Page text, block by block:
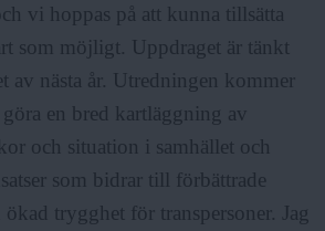
vi hoppas på att kunna tillsätta
som möjligt. Uppdraget är tänkt
av nästa år. Utredningen kommer
en bred kartläggning av
och situation i samhället och
som bidrar till förbättrade
trygghet för transpersoner. Jag